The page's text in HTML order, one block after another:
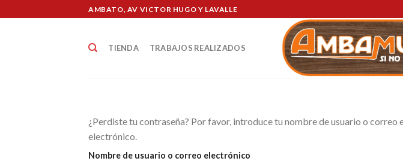
to
AMBATO, AV VICTOR HUGO Y LAVALLE
TIENDA TRABAJOS REALIZADOS
¿Perdiste tu contraseña? Por favor, introduce tu nombre de usuario o
electrónico.
Nombre de usuario o correo electrónico